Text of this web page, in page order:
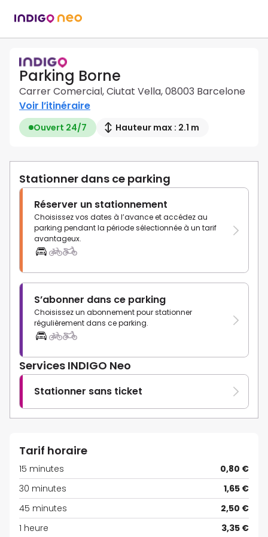
Parking Borne
Carrer Comercial, Ciutat Vella, 08003 Barcelone
Voir l’itinéraire
Ouvert 24/7 Hauteur max : 2.1 m
Stationner dans ce parking
Réserver un stationnement
Choisissez vos dates à l’avance et accédez au
parking pendant la période sélectionnée à un tarif
avantageux.
S’abonner dans ce parking
Choisissez un abonnement pour stationner
régulièrement dans ce parking.
Services INDIGO Neo
Stationner sans ticket
Tarif horaire
15 minutes
0,80 €
30 minutes
1,65 €
45 minutes
2,50 €
1 heure
3,35 €